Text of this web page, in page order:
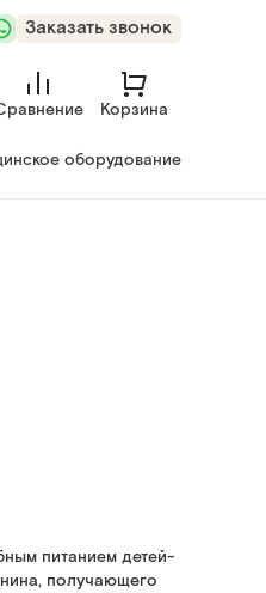
Заказать звонок
Корзина
оборудование
питанием детей-
получающего